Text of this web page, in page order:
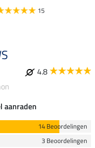
15
4.8
aanraden
14 Beoordelingen
3 Beoordelingen